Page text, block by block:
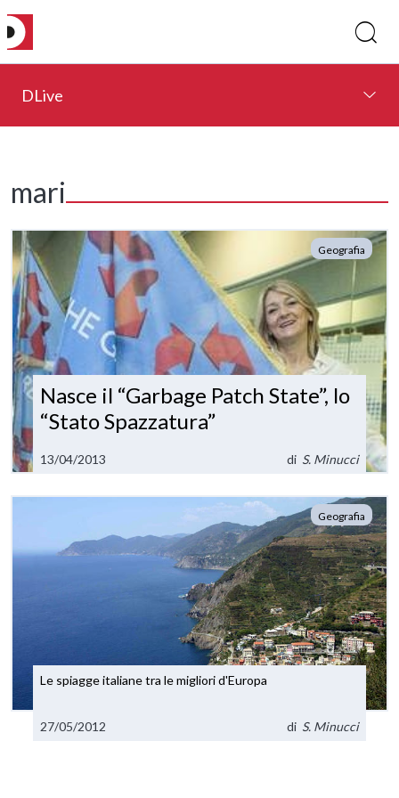
DLive
mari
Geografia
Nasce il “Garbage Patch State”, lo
“Stato Spazzatura”
13/04/2013 di S. Minucci
Geografia
Le spiagge italiane tra le migliori d'Europa
27/05/2012 di S. Minucci